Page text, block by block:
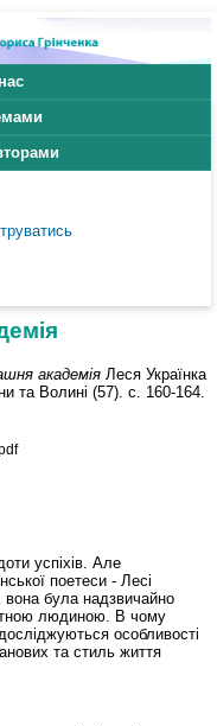
академія Леся Українка
та Волині (57). с. 160-164.
успіхів. Але
поетеси - Лесі
вона була надзвичайно
людиною. В чому
особливості
та стиль життя